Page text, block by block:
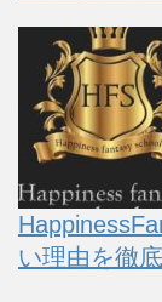
い理由を徹